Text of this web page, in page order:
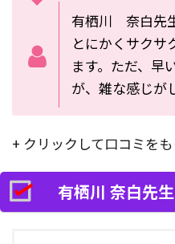
有栖川 奈白先
とにかくサクサ
ます。ただ、早
が、雑な感じが
+ クリックして口コミを
有栖川 奈白先